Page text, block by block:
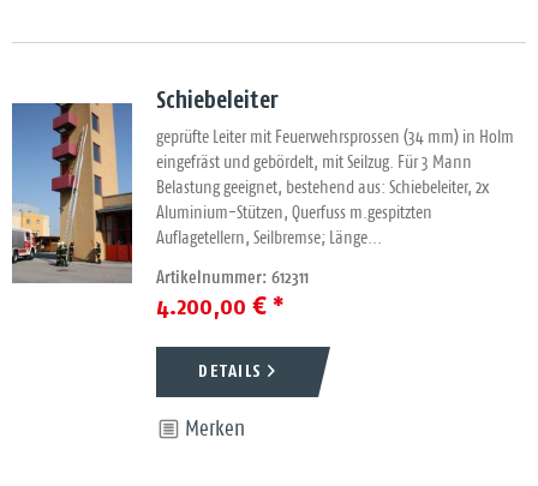
Schiebeleiter
geprüfte Leiter mit Feuerwehrsprossen (34 mm) in Holm
eingefräst und gebördelt, mit Seilzug. Für 3 Mann
Belastung geeignet, bestehend aus: Schiebeleiter, 2x
Aluminium-Stützen, Querfuss m.gespitzten
Auflagetellern, Seilbremse; Länge...
Artikelnummer: 612311
4.200,00 € *
DETAILS
Merken